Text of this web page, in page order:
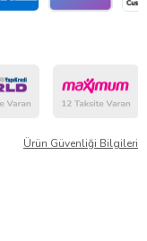
Ürün Güvenliği Bilgileri